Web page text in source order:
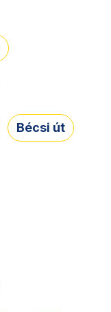
Bécsi út